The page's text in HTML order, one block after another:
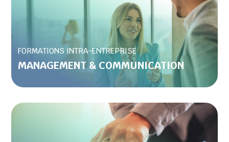
FORMATIONS INTRA-ENTREPRISE
MANAGEMENT & COMMUNICATION